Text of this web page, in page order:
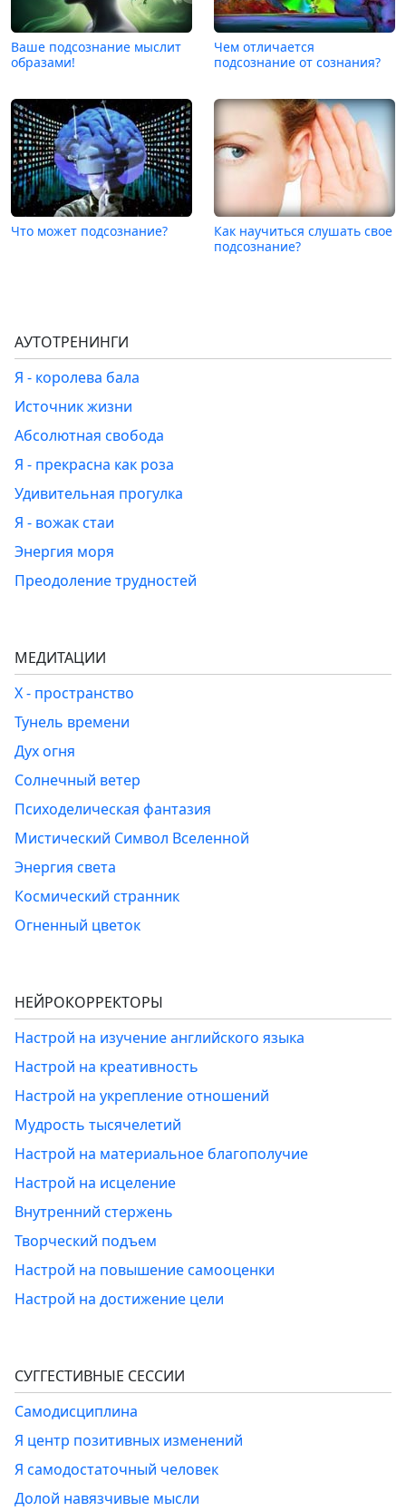
Ваше подсознание мыслит
образами!
Чем отличается
подсознание от сознания?
Что может подсознание?
Как научиться слушать свое
подсознание?
АУТОТРЕНИНГИ
Я - королева бала
Источник жизни
Абсолютная свобода
Я - прекрасна как роза
Удивительная прогулка
Я - вожак стаи
Энергия моря
Преодоление трудностей
МЕДИТАЦИИ
Х - пространство
Тунель времени
Дух огня
Солнечный ветер
Психоделическая фантазия
Мистический Символ Вселенной
Энергия света
Космический странник
Огненный цветок
НЕЙРОКОРРЕКТОРЫ
Настрой на изучение английского языка
Настрой на креативность
Настрой на укрепление отношений
Мудрость тысячелетий
Настрой на материальное благополучие
Настрой на исцеление
Внутренний стержень
Творческий подъем
Настрой на повышение самооценки
Настрой на достижение цели
СУГГЕСТИВНЫЕ СЕССИИ
Самодисциплина
Я центр позитивных изменений
Я самодостаточный человек
Долой навязчивые мысли